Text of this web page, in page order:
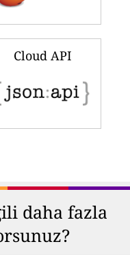
Cloud API
daha fazla